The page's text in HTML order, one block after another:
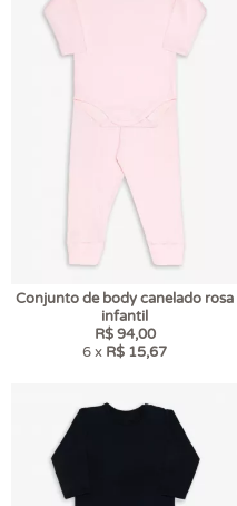
Conjunto de body canelado rosa
infantil
R$ 94,00
6 x R$ 15,67